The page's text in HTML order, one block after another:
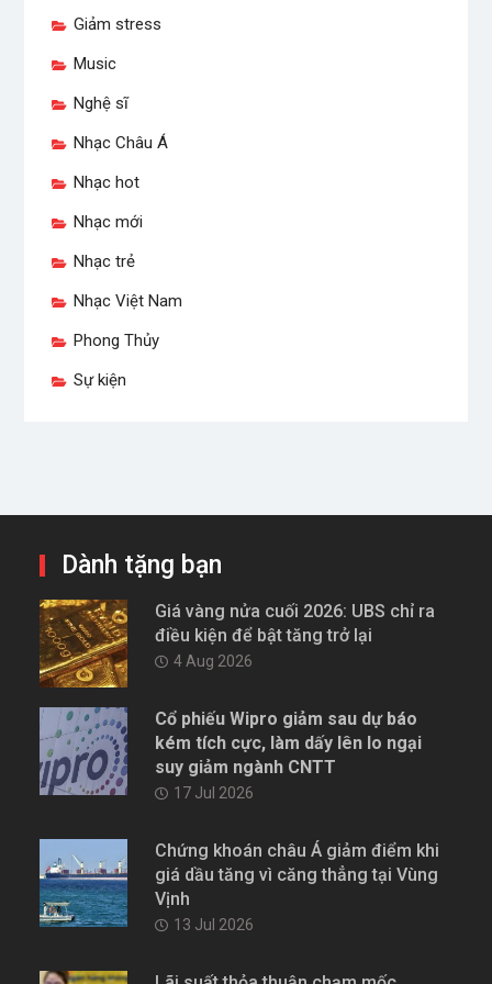
Giảm stress
Music
Nghệ sĩ
Nhạc Châu Á
Nhạc hot
Nhạc mới
Nhạc trẻ
Nhạc Việt Nam
Phong Thủy
Sự kiện
Dành tặng bạn
Giá vàng nửa cuối 2026: UBS chỉ ra
điều kiện để bật tăng trở lại
4 Aug 2026
Cổ phiếu Wipro giảm sau dự báo
kém tích cực, làm dấy lên lo ngại
suy giảm ngành CNTT
17 Jul 2026
Chứng khoán châu Á giảm điểm khi
giá dầu tăng vì căng thẳng tại Vùng
Vịnh
13 Jul 2026